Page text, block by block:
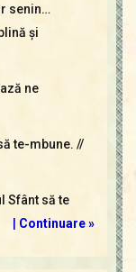
senin…
şi
ne
te-mbune. //
Sfânt să te
| Continuare »